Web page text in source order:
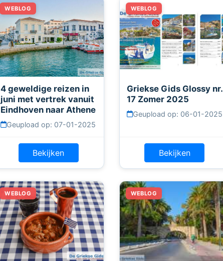
4 geweldige reizen in
juni met vertrek vanuit
Eindhoven naar Athene
Geupload op: 07-01-2025
Bekijken
Griekse Gids Glossy nr.
17 Zomer 2025
Geupload op: 06-01-2025
Bekijken